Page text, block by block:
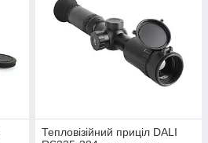
Тепловізійний приціл DALI